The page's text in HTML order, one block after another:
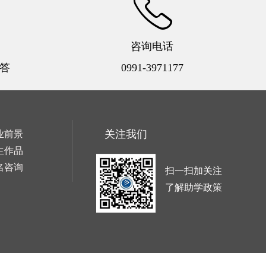
咨询电话
0991-3971177
前景
作品
咨询
关注我们
扫一扫加关注
了解助学政策